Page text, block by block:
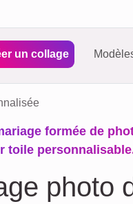
un collage
formée de
toile
photo